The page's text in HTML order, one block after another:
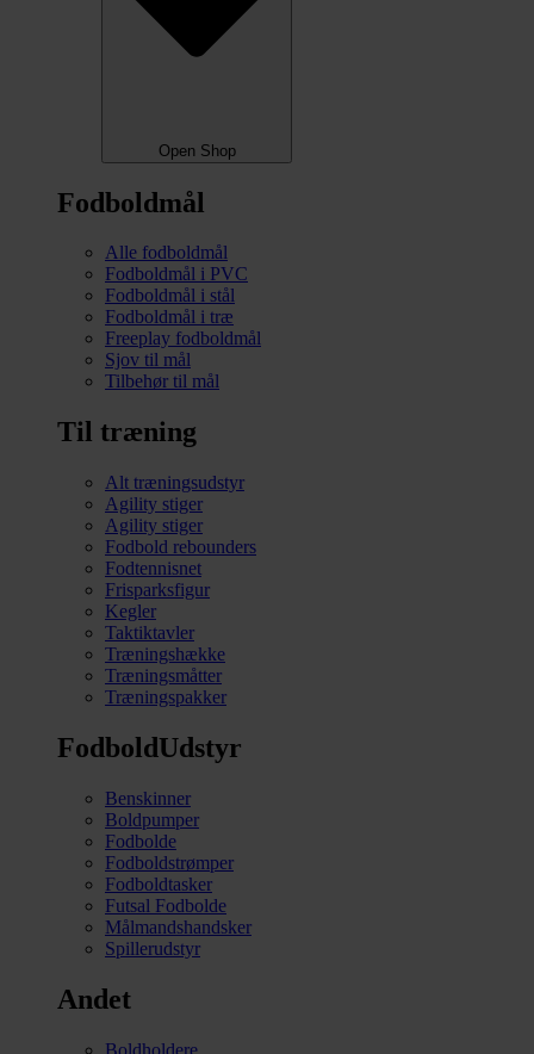
Open Shop
Fodboldmål
Alle fodboldmål
Fodboldmål i PVC
Fodboldmål i stål
Fodboldmål i træ
Freeplay fodboldmål
Sjov til mål
Tilbehør til mål
Til træning
Alt træningsudstyr
Agility stiger
Agility stiger
Fodbold rebounders
Fodtennisnet
Frisparksfigur
Kegler
Taktiktavler
Træningshække
Træningsmåtter
Træningspakker
FodboldUdstyr
Benskinner
Boldpumper
Fodbolde
Fodboldstrømper
Fodboldtasker
Futsal Fodbolde
Målmandshandsker
Spillerudstyr
Andet
Boldholdere